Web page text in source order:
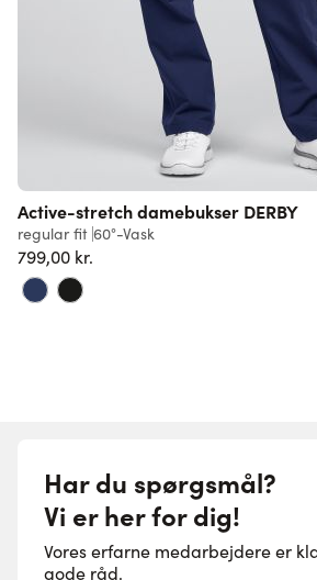
Active-stretch damebukser DERBY
regular fit 60°-Vask
799,00 kr.
Har du spørgsmål?
Vi er her for dig!
Vores erfarne medarbejdere er
gode råd.